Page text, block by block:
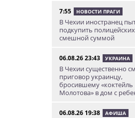
7:55 НОВОСТИ ПРАГИ
В Чехии иностранец
подкупить полицейских
смешной суммой
06.08.26 23:43 УКРАИНА
В Чехии существенно
приговор украинцу,
бросившему «коктейль
Молотова» в дом с
06.08.26 19:38 АФИША